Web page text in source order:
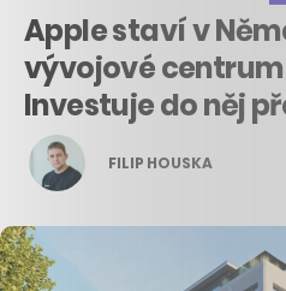
Apple staví v
vývojové centrum
Investuje do něj
FILIP HOUSKA